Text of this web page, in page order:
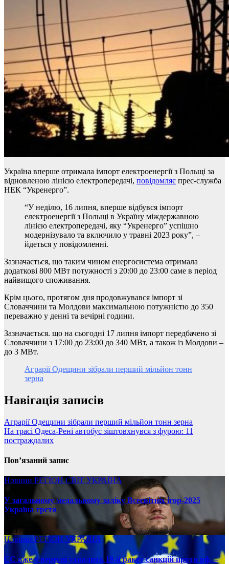
Україна вперше отримала імпорт електроенергії з Польщі за
відновленою лінією електропередачі, повідомляє прес-служба
НЕК “Укренерго”.
“У неділю, 16 липня, вперше відбувся імпорт
електроенергії з Польщі в Україну міждержавною
лінією електропередачі, яку “Укренерго” успішно
модернізувало та включило у травні 2023 року”, –
йдеться у повідомленні.
Зазначається, що таким чином енергосистема отримала
додаткові 800 МВт потужності з 20:00 до 23:00 саме в період
найвищого споживання.
Крім цього, протягом дня продовжувався імпорт зі
Словаччини та Молдови максимальною потужністю до 350
переважно у денні та вечірні години.
Зазначається. що на сьогодні 17 липня імпорт передбачено зі
Словаччини з 17:00 до 23:00 до 340 МВт, а також із Молдови –
до 3 МВт.
Аграрії Одещини зібрали перший мільйон тонн
зерна
Навігація записів
Аграрії Одещини зібрали перший мільйон тонн зерна
На трасі Одеса-Рені автобус зіштовхнувся з фурою: 11
постраждалих
Пов’язаний запис
Новини РЕГІОНСВІТ УКРАЇНА
У загальному медальному заліку Всесвітніх ігор-2025
Україна третя
08.17.2025
НовиниРЕГІОН УКРАЇНА
ЄС вже у вересні ухвалить 19-й ракет санкцій проти рф, –